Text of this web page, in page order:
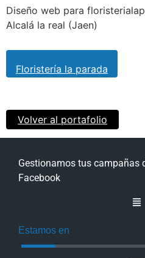
Diseño web para
Alcalá la real (Jaen)
Floristería la parada
Volver al portafolio
Gestionamos tus campañas
Facebook
Estamos en